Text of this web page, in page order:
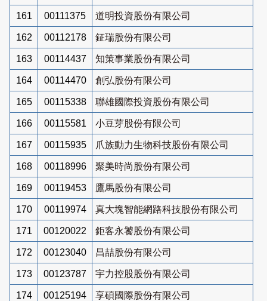
161 00111375 道明投資股份有限公司
162 00112178 鉦瑞股份有限公司
163 00114437 知策事業股份有限公司
164 00114470 創弘股份有限公司
165 00115338 聯雄國際投資股份有限公司
166 00115581 小豆芽股份有限公司
167 00115935 爪族動力生物科技股份有限公司
168 00118996 聚美時尚股份有限公司
169 00119453 鷹馬股份有限公司
170 00119974 真大塊智能網路科技股份有限公司
171 00120022 鉅客永饕股份有限公司
172 00123040 昌喆股份有限公司
173 00123787 宇力控股股份有限公司
174 00125194 享碩國際股份有限公司